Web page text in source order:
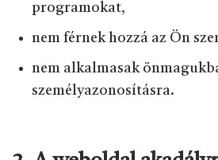
programokat,
nem férnek hozzá az Ön
nem alkalmasak
személyazonosításra.